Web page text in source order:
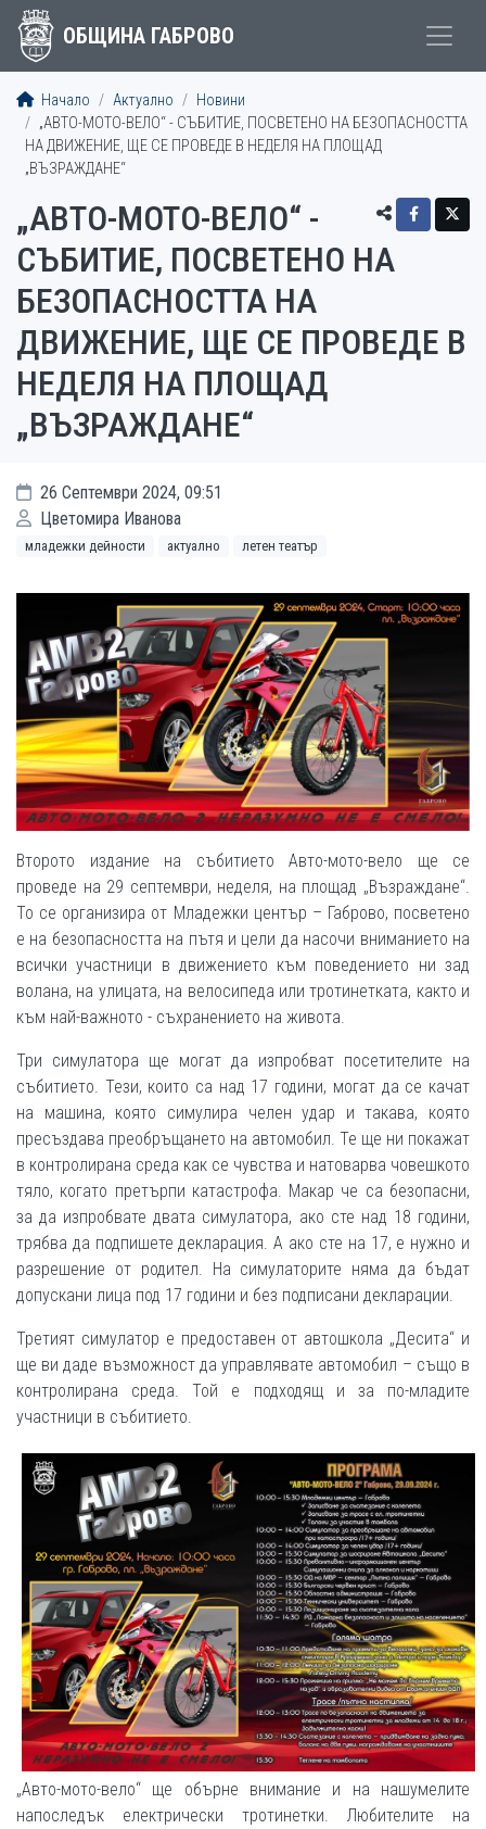
ОБЩИНА ГАБРОВО
Начало Актуално
Новини
„АВТО-МОТО-ВЕЛО“ - СЪБИТИЕ, ПОСВЕТЕНО НА БЕЗОПАСНОСТТА
НА ДВИЖЕНИЕ, ЩЕ СЕ ПРОВЕДЕ В НЕДЕЛЯ НА ПЛОЩАД
„ВЪЗРАЖДАНЕ“
„АВТО-МОТО-ВЕЛО“ -
СЪБИТИЕ, ПОСВЕТЕНО НА
БЕЗОПАСНОСТТА НА
ДВИЖЕНИЕ, ЩЕ СЕ ПРОВЕДЕ В
НЕДЕЛЯ НА ПЛОЩАД
„ВЪЗРАЖДАНЕ“
26 Септември 2024, 09:51
Цветомира Иванова
младежки дейности актуално летен театър
Второто издание на събитието Авто-мото-вело ще се
проведе на 29 септември, неделя, на площад „Възраждане“.
То се организира от Младежки център – Габрово, посветено
е на безопасността на пътя и цели да насочи вниманието на
всички участници в движението към поведението ни зад
волана, на улицата, на велосипеда или тротинетката, както и
към най-важното - съхранението на живота.
Три симулатора ще могат да изпробват посетителите на
събитието. Тези, които са над 17 години, могат да се качат
на машина, която симулира челен удар и такава, която
пресъздава преобръщането на автомобил. Те ще ни покажат
в контролирана среда как се чувства и натоварва човешкото
тяло, когато претърпи катастрофа. Макар че са безопасни,
за да изпробвате двата симулатора, ако сте над 18 години,
трябва да подпишете декларация. А ако сте на 17, е нужно и
разрешение от родител. На симулаторите няма да бъдат
допускани лица под 17 години и без подписани декларации.
Третият симулатор е предоставен от автошкола „Десита“ и
ще ви даде възможност да управлявате автомобил – също в
контролирана среда. Той е подходящ и за по-младите
участници в събитието.
„Авто-мото-вело“ ще обърне внимание и на нашумелите
напоследък електрически тротинетки. Любителите на